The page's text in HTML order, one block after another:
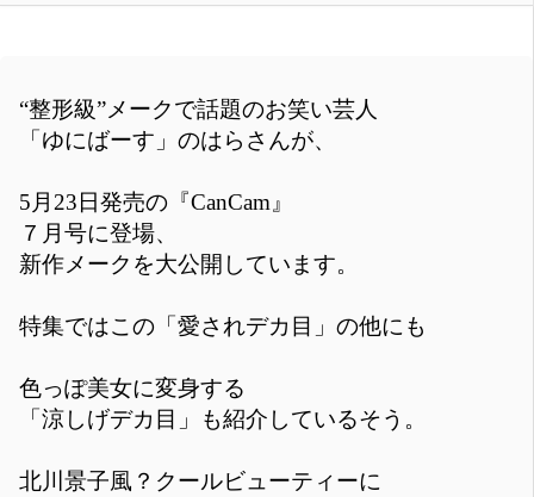
“整形級”メークで話題のお笑い芸人
「ゆにばーす」のはらさんが、
5月23日発売の『CanCam』
７月号に登場、
新作メークを大公開しています。
特集ではこの「愛されデカ目」の他にも
色っぽ美女に変身する
「涼しげデカ目」も紹介しているそう。
北川景子風？クールビューティーに